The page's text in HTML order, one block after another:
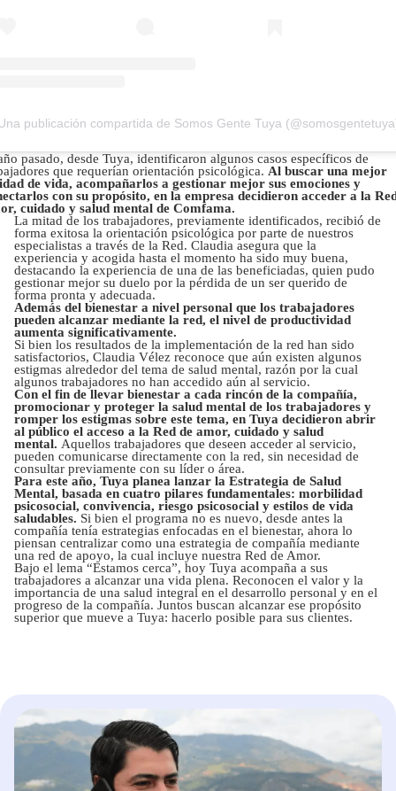
publicación compartida de Somos Gente Tuya
pasado, desde Tuya, identificaron algunos casos específicos de
que requerían orientación psicológica. Al buscar una mejor
de vida, acompañarlos a gestionar mejor sus emociones y
con su propósito, en la empresa decidieron acceder a la
cuidado y salud mental de Comfama.
La mitad de los trabajadores, previamente identificados, recibió de
forma exitosa la orientación psicológica por parte de nuestros
especialistas a través de la Red. Claudia asegura que la
experiencia y acogida hasta el momento ha sido muy buena,
destacando la experiencia de una de las beneficiadas, quien pudo
gestionar mejor su duelo por la pérdida de un ser querido de
forma pronta y adecuada.
Además del bienestar a nivel personal que los trabajadores
pueden alcanzar mediante la red, el nivel de productividad
aumenta significativamente.
Si bien los resultados de la implementación de la red han sido
satisfactorios, Claudia Vélez reconoce que aún existen algunos
estigmas alrededor del tema de salud mental, razón por la cual
algunos trabajadores no han accedido aún al servicio.
Con el fin de llevar bienestar a cada rincón de la compañía,
promocionar y proteger la salud mental de los trabajadores y
romper los estigmas sobre este tema, en Tuya decidieron abrir
al público el acceso a la Red de amor, cuidado y salud
mental. Aquellos trabajadores que deseen acceder al servicio,
pueden comunicarse directamente con la red, sin necesidad de
consultar previamente con su líder o área.
Para este año, Tuya planea lanzar la Estrategia de Salud
Mental, basada en cuatro pilares fundamentales: morbilidad
psicosocial, convivencia, riesgo psicosocial y estilos de vida
saludables. Si bien el programa no es nuevo, desde antes la
compañía tenía estrategias enfocadas en el bienestar, ahora lo
piensan centralizar como una estrategia de compañía mediante
una red de apoyo, la cual incluye nuestra Red de Amor.
Bajo el lema “Estamos cerca”, hoy Tuya acompaña a sus
trabajadores a alcanzar una vida plena. Reconocen el valor y la
importancia de una salud integral en el desarrollo personal y en el
progreso de la compañía. Juntos buscan alcanzar ese propósito
superior que mueve a Tuya: hacerlo posible para sus clientes.